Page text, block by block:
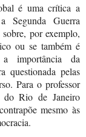
é uma crítica a
Segunda Guerra
por exemplo,
ou se também é
a importância da
questionada pelas
Para o professor
do Rio de Janeiro
mesmo às